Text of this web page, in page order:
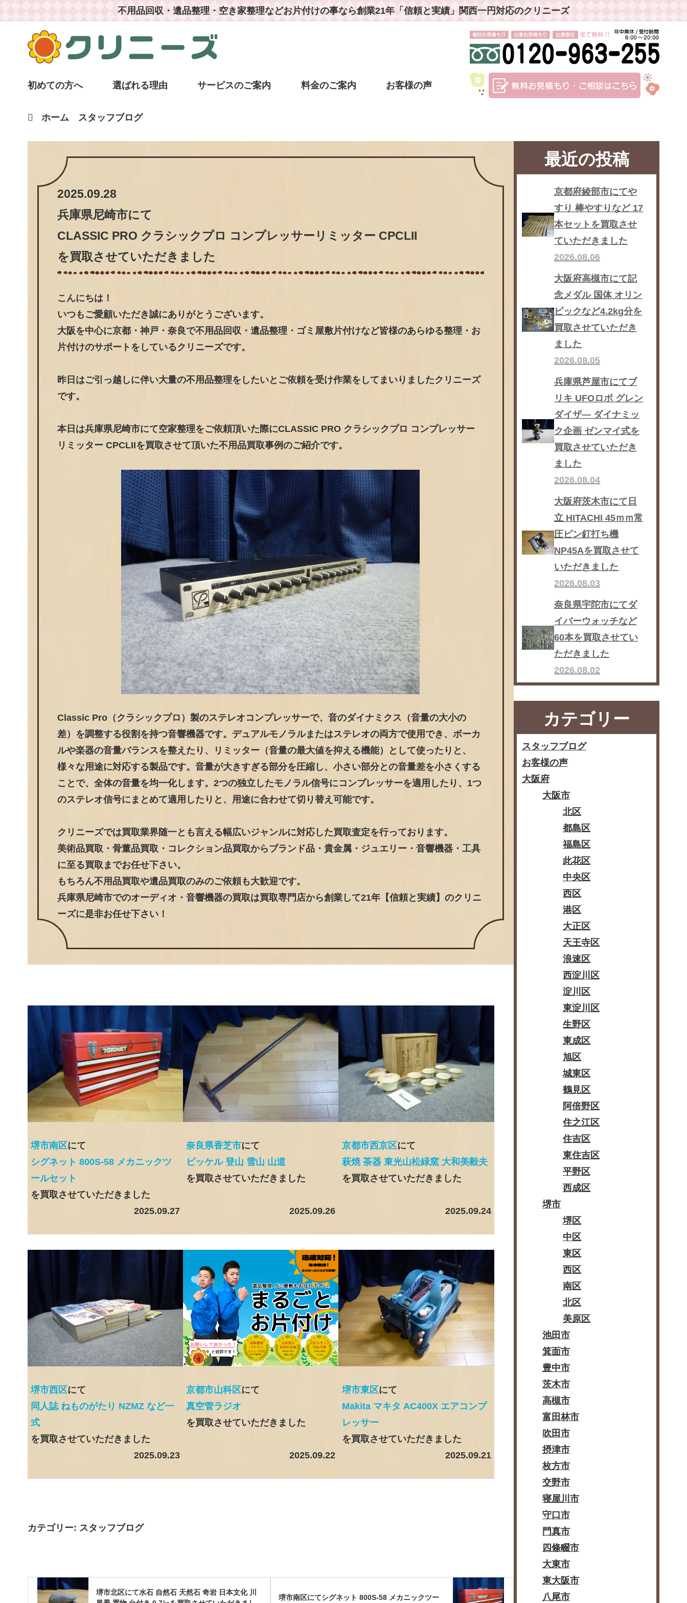
不用品回収・遺品整理・空き家整理などお片付けの事なら創業21年「信頼と実績」関西一円対応のクリニーズ
初めての方へ 選ばれる理由 サービスのご案内 料金のご案内 お客様の声
ホーム スタッフブログ
2025.09.28
兵庫県尼崎市にて
CLASSIC PRO クラシックプロ コンプレッサーリミッター CPCLII
を買取させていただきました
こんにちは！
いつもご愛顧いただき誠にありがとうございます。
大阪を中心に京都・神戸・奈良で不用品回収・遺品整理・ゴミ屋敷片付けなど皆様のあらゆる整理・お
片付けのサポートをしているクリニーズです。
昨日はご引っ越しに伴い大量の不用品整理をしたいとご依頼を受け作業をしてまいりましたクリニーズ
です。
本日は兵庫県尼崎市にて空家整理をご依頼頂いた際にCLASSIC PRO クラシックプロ コンプレッサー
リミッター CPCLIIを買取させて頂いた不用品買取事例のご紹介です。
Classic Pro（クラシックプロ）製のステレオコンプレッサーで、音のダイナミクス（音量の大小の
差）を調整する役割を持つ音響機器です。デュアルモノラルまたはステレオの両方で使用でき、ボーカ
ルや楽器の音量バランスを整えたり、リミッター（音量の最大値を抑える機能）として使ったりと、
様々な用途に対応する製品です。音量が大きすぎる部分を圧縮し、小さい部分との音量差を小さくする
ことで、全体の音量を均一化します。2つの独立したモノラル信号にコンプレッサーを適用したり、1つ
のステレオ信号にまとめて適用したりと、用途に合わせて切り替え可能です。
クリニーズでは買取業界随一とも言える幅広いジャンルに対応した買取査定を行っております。
美術品買取・骨董品買取・コレクション品買取からブランド品・貴金属・ジュエリー・音響機器・工具
に至る買取までお任せ下さい。
もちろん不用品買取や遺品買取のみのご依頼も大歓迎です。
兵庫県尼崎市でのオーディオ・音響機器の買取は買取専門店から創業して21年【信頼と実績】のクリニ
ーズに是非お任せ下さい！
堺市南区にて
シグネット 800S-58 メカニックツ
ールセット
を買取させていただきました
2025.09.27
奈良県香芝市にて
ピッケル 登山 雪山 山道
を買取させていただきました
2025.09.26
京都市西京区にて
萩焼 茶器 東光山松緑窯 大和美毅夫
を買取させていただきました
2025.09.24
堺市西区にて
同人誌 ねものがたり NZMZ など一
式
を買取させていただきました
2025.09.23
京都市山科区にて
真空管ラジオ
を買取させていただきました
2025.09.22
堺市東区にて
Makita マキタ AC400X エアコンプ
レッサー
を買取させていただきました
2025.09.21
カテゴリー: スタッフブログ
堺市北区にて水石 自然石 天然石 奇岩 日本文化 川
堺市南区にてシグネット 800S-58 メカニックツー
最近の投稿
京都府綾部市にてや
すり 棒やすりなど 17
本セットを買取させ
ていただきました
2026.08.06
大阪府高槻市にて記
念メダル 国体 オリン
ピックなど4.2kg分を
買取させていただき
ました
2026.08.05
兵庫県芦屋市にてブ
リキ UFOロボ グレン
ダイザ― ダイナミッ
ク企画 ゼンマイ式を
買取させていただき
ました
2026.08.04
大阪府茨木市にて日
立 HITACHI 45ｍｍ常
圧ピン釘打ち機
NP45Aを買取させて
いただきました
2026.08.03
奈良県宇陀市にてダ
イバーウォッチなど
60本を買取させてい
ただきました
2026.08.02
カテゴリー
スタッフブログ
お客様の声
大阪府
大阪市
北区
都島区
福島区
此花区
中央区
西区
港区
大正区
天王寺区
浪速区
西淀川区
淀川区
東淀川区
生野区
東成区
旭区
城東区
鶴見区
阿倍野区
住之江区
住吉区
東住吉区
平野区
西成区
堺市
堺区
中区
東区
西区
南区
北区
美原区
池田市
箕面市
豊中市
茨木市
高槻市
富田林市
吹田市
摂津市
枚方市
交野市
寝屋川市
守口市
門真市
四條畷市
大東市
東大阪市
八尾市